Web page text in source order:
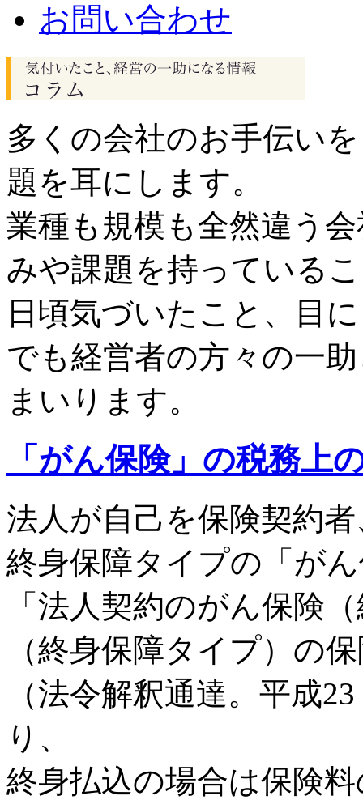
お問い合わせ
多くの会社のお手伝い
題を耳にします。
業種も規模も全然違う
みや課題を持っている
日頃気づいたこと、目
でも経営者の方々の一
まいります。
「がん保険」の税務
法人が自己を保険契約
終身保障タイプの「が
「法人契約のがん保険
（終身保障タイプ）の
（法令解釈通達。平成
り、
終身払込の場合は保険